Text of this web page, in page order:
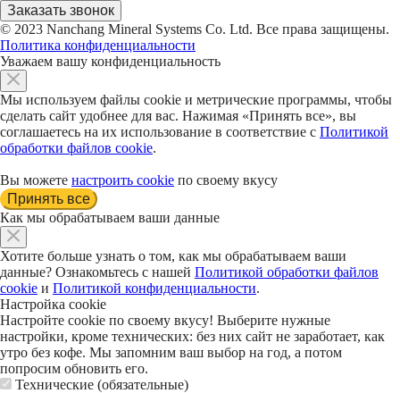
Заказать звонок
© 2023 Nanchang Mineral Systems Co. Ltd. Все права защищены.
Политика конфиденциальности
Уважаем вашу конфиденциальность
Мы используем файлы cookie и метрические программы, чтобы
сделать сайт удобнее для вас. Нажимая «Принять все», вы
соглашаетесь на их использование в соответствие с Политикой
обработки файлов cookie.
Вы можете настроить cookie по своему вкусу
Принять все
Как мы обрабатываем ваши данные
Хотите больше узнать о том, как мы обрабатываем ваши
данные? Ознакомьтесь с нашей Политикой обработки файлов
cookie и Политикой конфиденциальности.
Настройка cookie
Настройте cookie по своему вкусу! Выберите нужные
настройки, кроме технических: без них сайт не заработает, как
утро без кофе. Мы запомним ваш выбор на год, а потом
попросим обновить его.
Технические (обязательные)